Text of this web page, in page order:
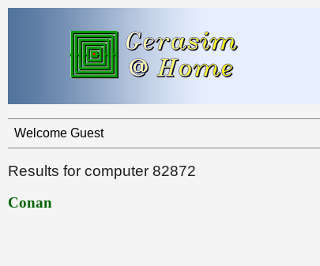
Welcome Guest
Results for computer 82872
Conan